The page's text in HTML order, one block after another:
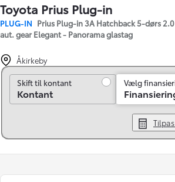
Toyota Prius Plug-in
PLUG-IN Prius Plug-in 3A Hatchback 5-dørs
aut. gear Elegant - Panorama glastag
Åkirkeby
Skift til kontant
Skift til kontant
Kontant
Vælg